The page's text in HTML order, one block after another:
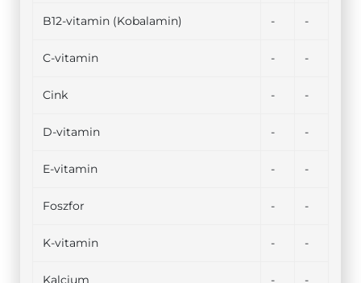
B12-vitamin (Kobalamin) - -
C-vitamin - -
Cink - -
D-vitamin - -
E-vitamin - -
Foszfor - -
K-vitamin - -
Kalcium - -